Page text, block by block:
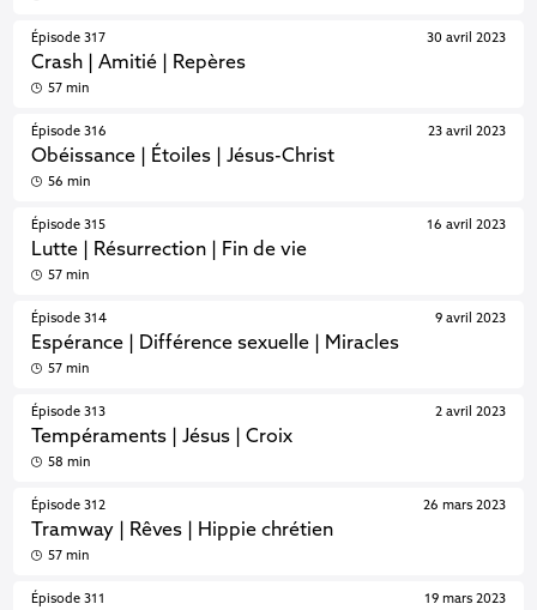
Épisode 317
Crash | Amitié | Repères
30 avril 2023
57 min
Épisode 316
Obéissance | Étoiles | Jésus-Christ
23 avril 2023
56 min
Épisode 315
Lutte | Résurrection | Fin de vie
16 avril 2023
57 min
Épisode 314
Espérance | Différence sexuelle | Miracles
9 avril 2023
57 min
Épisode 313
Tempéraments | Jésus | Croix
2 avril 2023
58 min
Épisode 312
Tramway | Rêves | Hippie chrétien
26 mars 2023
57 min
Épisode 311 19 mars 2023